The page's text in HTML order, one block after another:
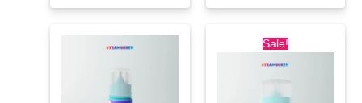
Sale!
price
was:
Rp150.000.
is: